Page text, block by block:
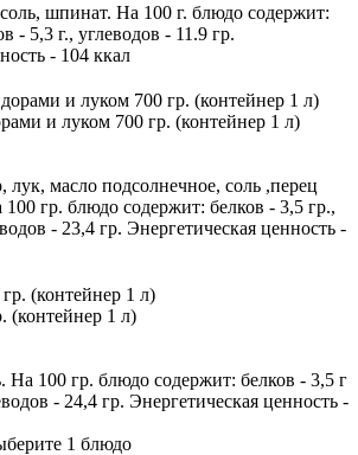
шпинат. На 100 г. блюдо содержит:
- 5,3 г., углеводов - 11.9 гр.
- 104 ккал
и луком 700 гр. (контейнер 1 л)
масло подсолнечное, соль ,перец
гр. блюдо содержит: белков - 3,5 гр.,
- 23,4 гр. Энергетическая ценность -
(контейнер 1 л)
На 100 гр. блюдо содержит: белков - 3,5 г
- 24,4 гр. Энергетическая ценность -
1 блюдо